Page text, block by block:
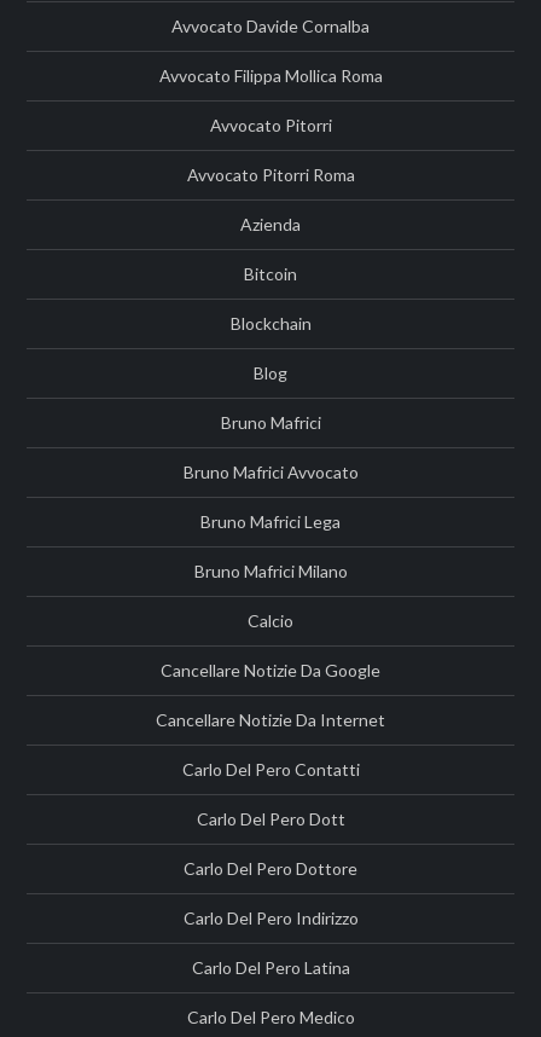
Avvocato Davide Cornalba
Avvocato Filippa Mollica Roma
Avvocato Pitorri
Avvocato Pitorri Roma
Azienda
Bitcoin
Blockchain
Blog
Bruno Mafrici
Bruno Mafrici Avvocato
Bruno Mafrici Lega
Bruno Mafrici Milano
Calcio
Cancellare Notizie Da Google
Cancellare Notizie Da Internet
Carlo Del Pero Contatti
Carlo Del Pero Dott
Carlo Del Pero Dottore
Carlo Del Pero Indirizzo
Carlo Del Pero Latina
Carlo Del Pero Medico